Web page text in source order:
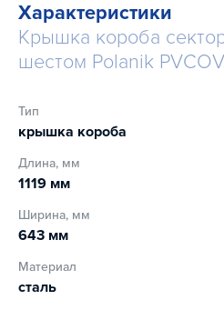
Характеристики
Крышка короба
шестом Polanik
Тип
крышка короба
Длина, мм
1119 мм
Ширина, мм
643 мм
Материал
сталь